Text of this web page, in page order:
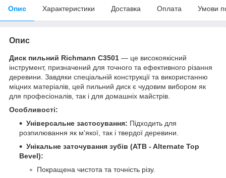
Опис Характеристики Доставка Оплата Умови
Опис
Диск пильний Richmann C3501 — це високоякісний
інструмент, призначений для точного та ефективного різання
деревини. Завдяки спеціальній конструкції та використанню
міцних матеріалів, цей пильний диск є чудовим вибором як
для професіоналів, так і для домашніх майстрів.
Особливості:
Універсальне застосування: Підходить для
розпилювання як м'якої, так і твердої деревини.
Унікальне заточування зубів (ATB - Alternate Top
Bevel):
Покращена чистота та точність різу.